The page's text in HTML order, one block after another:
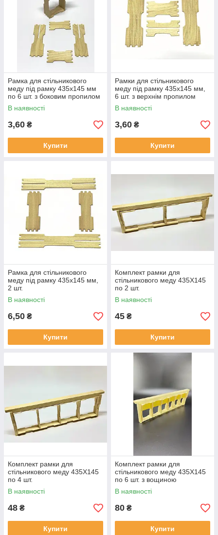
Рамка для стільникового
меду під рамку 435x145 мм
по 6 шт. з боковим пропилом
В наявності
3,60 ₴
Купити
Рамки для стільникового
меду під рамку 435x145 мм,
6 шт. з верхнім пропилом
В наявності
3,60 ₴
Купити
Рамка для стільникового
меду під рамку 435x145 мм,
2 шт.
В наявності
6,50 ₴
Купити
Комплект рамки для
стільникового меду 435Х145
по 2 шт.
В наявності
45 ₴
Купити
Комплект рамки для
стільникового меду 435Х145
по 4 шт.
В наявності
48 ₴
Купити
Комплект рамки для
стільникового меду 435Х145
по 6 шт. з вощиною
В наявності
80 ₴
Купити